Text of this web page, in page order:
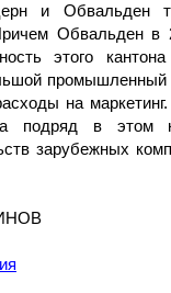
и Обвальден
Обвальден в
этого
промышленный
на
подряд в этом
зарубежных